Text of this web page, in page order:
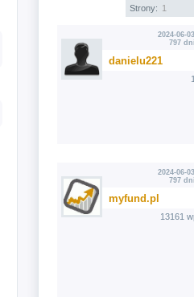
Strony: 1
2024-06-
797
danielu221
2024-06-
797
myfund.pl
13161